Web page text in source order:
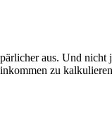
aus. Und
zu